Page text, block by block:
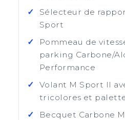
Sélecteur de
Sport
Pommeau de
parking Carbone/
Performance
Volant M Sport II
tricolores et
Becquet Carbone